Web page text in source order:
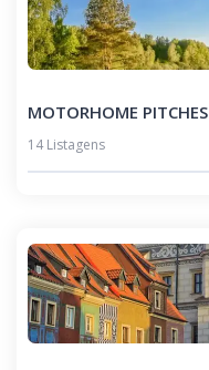
MOTORHOME PITCHES
14 Listagens